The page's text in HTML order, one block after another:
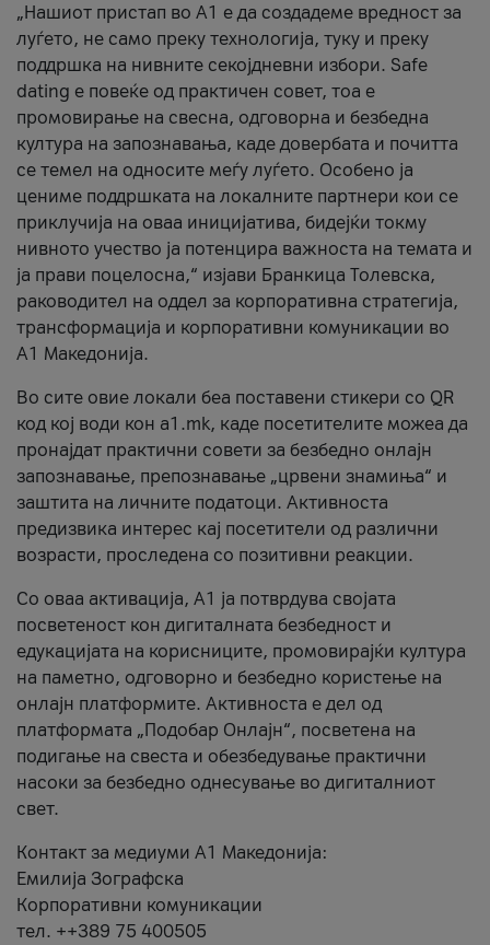
„Нашиот пристап во А1 е да создадеме вредност за
луѓето, не само преку технологија, туку и преку
поддршка на нивните секојдневни избори. Safe
dating е повеќе од практичен совет, тоа е
промовирање на свесна, одговорна и безбедна
култура на запознавања, каде довербата и почитта
се темел на односите меѓу луѓето. Особено ја
цениме поддршката на локалните партнери кои се
приклучија на оваа иницијатива, бидејќи токму
нивното учество ја потенцира важноста на темата и
ја прави поцелосна,“ изјави Бранкица Толевска,
раководител на оддел за корпоративна стратегија,
трансформација и корпоративни комуникации во
А1 Македонија.
Во сите овие локали беа поставени стикери со QR
код кој води кон a1.mk, каде посетителите можеа да
пронајдат практични совети за безбедно онлајн
запознавање, препознавање „црвени знамиња“ и
заштита на личните податоци. Активноста
предизвика интерес кај посетители од различни
возрасти, проследена со позитивни реакции.
Со оваа активација, А1 ја потврдува својата
посветеност кон дигиталната безбедност и
едукацијата на корисниците, промовирајќи култура
на паметно, одговорно и безбедно користење на
онлајн платформите. Активноста е дел од
платформата „Подобар Онлајн“, посветена на
подигање на свеста и обезбедување практични
насоки за безбедно однесување во дигиталниот
свет.
Контакт за медиуми А1 Македонија:
Емилија Зографска
Корпоративни комуникации
тел. ++389 75 400505